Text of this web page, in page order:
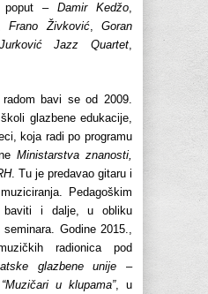
poput – Damir Kedžo,
Frano Živković,Goran
Jazz Quartet,
radom bavi se od 2009.
glazbene edukacije,
koja radi po programu
Ministarstva znanosti,
. Tu je predavao gitaru i
Pedagoškim
baviti i dalje, u obliku
Godine 2015.,
radionica pod
glazbene unije –
u klupama”, u